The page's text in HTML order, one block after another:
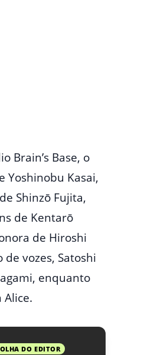
Brain’s Base, o
Yoshinobu Kasai,
Shinzō Fujita,
de Kentarō
de Hiroshi
vozes, Satoshi
enquanto
Alice.
DO EDITOR